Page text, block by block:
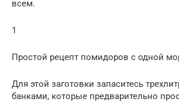
всем.
1
Простой рецепт помидоров с одной
Для этой заготовки запаситесь
банками, которые предварительно